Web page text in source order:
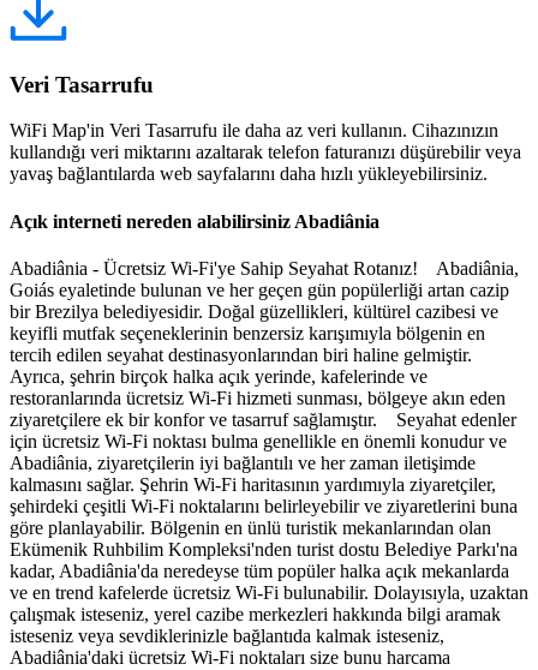
Veri Tasarrufu
WiFi Map'in Veri Tasarrufu ile daha az veri kullanın. Cihazınızın
kullandığı veri miktarını azaltarak telefon faturanızı düşürebilir veya
yavaş bağlantılarda web sayfalarını daha hızlı yükleyebilirsiniz.
Açık interneti nereden alabilirsiniz Abadiânia
Abadiânia - Ücretsiz Wi-Fi'ye Sahip Seyahat Rotanız! Abadiânia,
Goiás eyaletinde bulunan ve her geçen gün popülerliği artan cazip
bir Brezilya belediyesidir. Doğal güzellikleri, kültürel cazibesi ve
keyifli mutfak seçeneklerinin benzersiz karışımıyla bölgenin en
tercih edilen seyahat destinasyonlarından biri haline gelmiştir.
Ayrıca, şehrin birçok halka açık yerinde, kafelerinde ve
restoranlarında ücretsiz Wi-Fi hizmeti sunması, bölgeye akın eden
ziyaretçilere ek bir konfor ve tasarruf sağlamıştır. Seyahat edenler
için ücretsiz Wi-Fi noktası bulma genellikle en önemli konudur ve
Abadiânia, ziyaretçilerin iyi bağlantılı ve her zaman iletişimde
kalmasını sağlar. Şehrin Wi-Fi haritasının yardımıyla ziyaretçiler,
şehirdeki çeşitli Wi-Fi noktalarını belirleyebilir ve ziyaretlerini buna
göre planlayabilir. Bölgenin en ünlü turistik mekanlarından olan
Ekümenik Ruhbilim Kompleksi'nden turist dostu Belediye Parkı'na
kadar, Abadiânia'da neredeyse tüm popüler halka açık mekanlarda
ve en trend kafelerde ücretsiz Wi-Fi bulunabilir. Dolayısıyla, uzaktan
çalışmak isteseniz, yerel cazibe merkezleri hakkında bilgi aramak
isteseniz veya sevdiklerinizle bağlantıda kalmak isteseniz,
Abadiânia'daki ücretsiz Wi-Fi noktaları size bunu harcama